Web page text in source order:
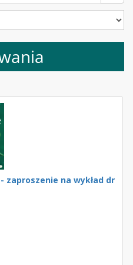
zaproszenie na wykład dr